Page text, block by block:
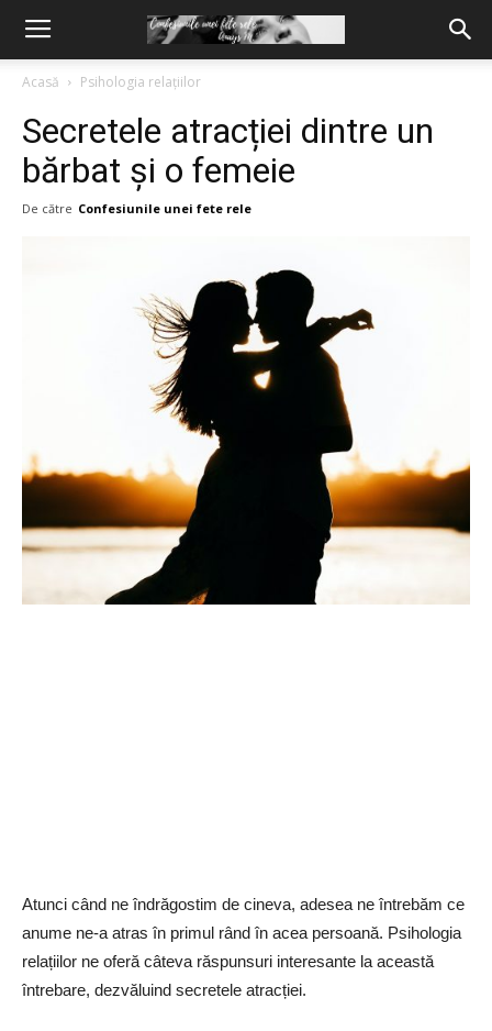
Acasă Psihologia relațiilor
Secretele atracției dintre un
bărbat și o femeie
De către Confesiunile unei fete rele
Atunci când ne îndrăgostim de cineva, adesea ne întrebăm ce
anume ne-a atras în primul rând în acea persoană. Psihologia
relațiilor ne oferă câteva răspunsuri interesante la această
întrebare, dezvăluind secretele atracției.